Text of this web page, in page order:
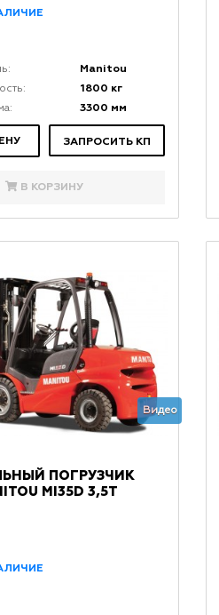
Manitou
1800 кг
3300 мм
ЗАПРОСИТЬ КП
В КОРЗИНУ
Видео
ПОГРУЗЧИК
MI35D 3,5Т